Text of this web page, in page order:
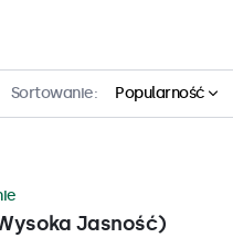
Sortowanie: Popularność
Jasność)